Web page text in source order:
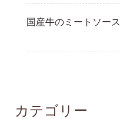
国産牛のミートソース
カテゴリー